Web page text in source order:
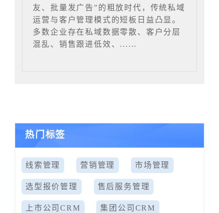
友、批量发广告”的粗放时代，传统私域
运营与客户管理模式的短板日益凸显。
多数企业存在私域数据零散、客户分层
混乱、销售跟进低效、......
热门标签
线索管理 营销管理 市场管理
选型报价管理 售后服务管理
上市公司CRM 集团公司CRM